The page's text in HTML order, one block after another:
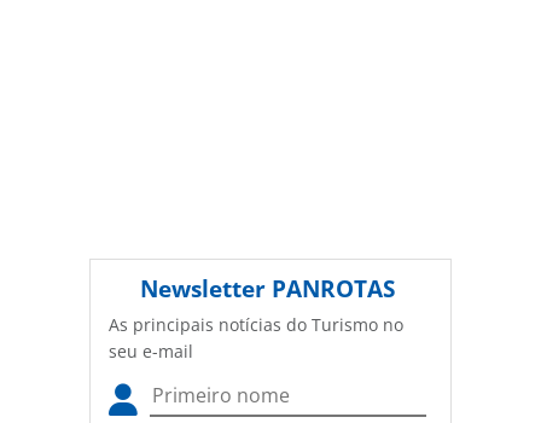
Newsletter PANROTAS
As principais notícias do Turismo no
seu e-mail